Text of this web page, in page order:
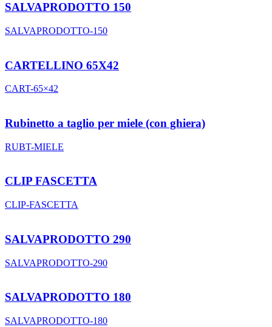
SALVAPRODOTTO 150
SALVAPRODOTTO-150
CARTELLINO 65X42
CART-65×42
Rubinetto a taglio per miele (con ghiera)
RUBT-MIELE
CLIP FASCETTA
CLIP-FASCETTA
SALVAPRODOTTO 290
SALVAPRODOTTO-290
SALVAPRODOTTO 180
SALVAPRODOTTO-180